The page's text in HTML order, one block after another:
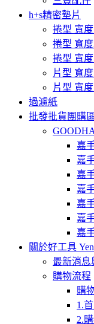
h+s精密墊片
捲型 寬
捲型 寬
捲型 寬
片型 寬
片型 寬
過濾紙
批發批貨團購區
嘉
嘉
嘉
嘉
嘉
嘉
嘉
關於好工具
最新消息
購物流程
購
1.
2.